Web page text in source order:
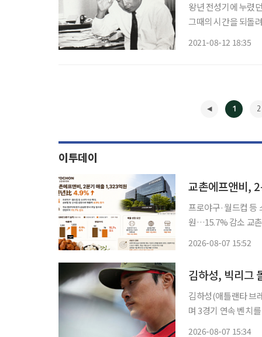
왕년 전성기에 누렸
그때의 시간을 되돌
2021-08-12 18:35
1 2
이투데이
교촌에프앤비,
프로야구·월드컵 등
원…15.7% 감소 교촌치킨을 운영하는 교촌에프앤비가 올해 2분기 치킨 수요 확대와 글로벌·
2026-08-07 15:52
김하성, 빅리그
김하성(애틀랜타 브
며 3경기 연속 벤치를 지켰다. 김하성은 7일(한국시간) 미국 조
2026-08-07 15:34